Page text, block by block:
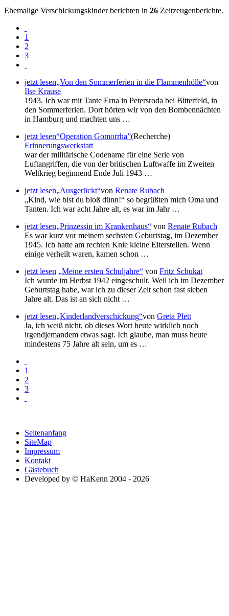
Ehemalige Verschickungskinder berichten in 26 Zeitzeugenberichte.
1
2
3
jetzt lesen Von den Sommerferien in die Flammenhölle von
Ilse Krause
1943. Ich war mit Tante Erna in Petersroda bei Bitterfeld, in
den Sommerferien. Dort hörten wir von den Bombennächten
in Hamburg und machten uns …
jetzt lesen Operation Gomorrha (Recherche)
Erinnerungswerkstatt
war der militärische Codename für eine Serie von
Luftangriffen, die von der britischen Luftwaffe im Zweiten
Weltkrieg beginnend Ende Juli 1943 …
jetzt lesen Ausgerückt von Renate Rubach
Kind, wie bist du bloß dünn!
so begrüßten mich Oma und
Tanten. Ich war acht Jahre alt, es war im Jahr …
jetzt lesen Prinzessin im Krankenhaus von Renate Rubach
Es war kurz vor meinem sechsten Geburtstag, im Dezember
1945. Ich hatte am rechten Knie kleine Eiterstellen. Wenn
einige verheilt waren, kamen schon …
jetzt lesen
Meine ersten Schuljahre von Fritz Schukat
Ich wurde im Herbst 1942 eingeschult. Weil ich im Dezember
Geburtstag habe, war ich zu dieser Zeit schon fast sieben
Jahre alt. Das ist an sich nicht …
jetzt lesen Kinderlandverschickung von Greta Plett
Ja, ich weiß nicht, ob dieses Wort heute wirklich noch
irgendjemandem etwas sagt. Ich glaube, man muss heute
mindestens 75 Jahre alt sein, um es …
1
2
3
Seitenanfang
SiteMap
Impressum
Kontakt
Gästebuch
Developed by © HaKenn 2004 - 2026